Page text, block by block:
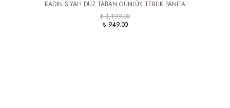
KADIN SİYAH DÜZ TABAN GÜNLÜK TERLİK PANİTA
₺ 1,199.00
₺ 949.00